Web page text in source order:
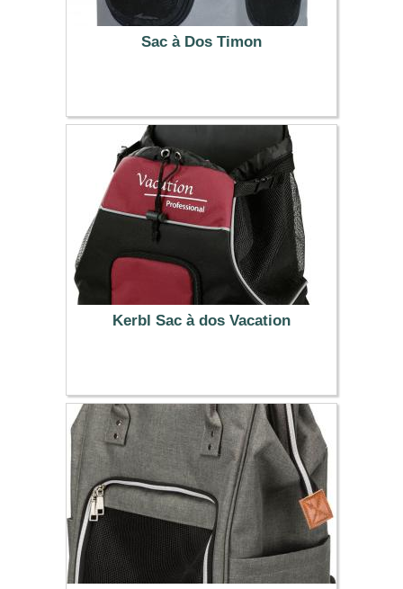
Sac à Dos Timon
55.99 €
Kerbl Sac à dos Vacation
32.39 €